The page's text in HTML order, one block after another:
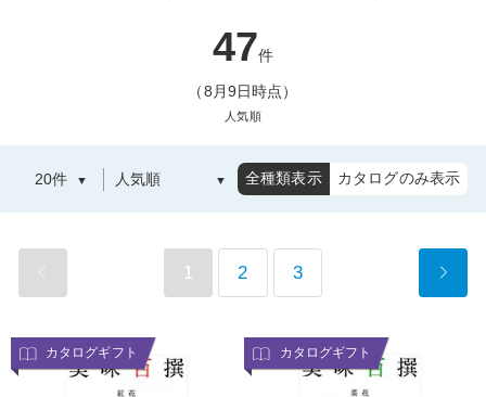
47件
（8月9日時点）
人気順
全種類表示 カタログのみ表示
1 2 3
カタログギフト カタログギフト